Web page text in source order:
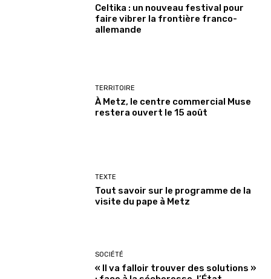
Celtika : un nouveau festival pour
faire vibrer la frontière franco-
allemande
TERRITOIRE
À Metz, le centre commercial Muse
restera ouvert le 15 août
TEXTE
Tout savoir sur le programme de la
visite du pape à Metz
SOCIÉTÉ
« Il va falloir trouver des solutions »